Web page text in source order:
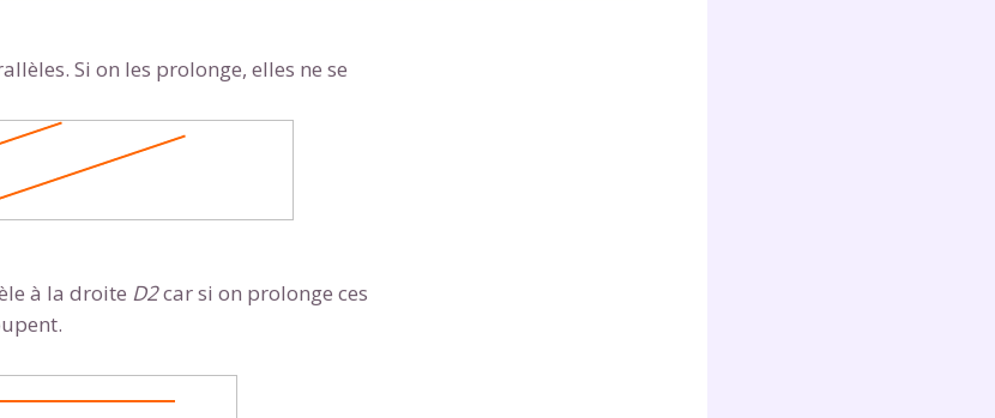
Si on les prolonge, elles ne se
à la droite D2car si on prolonge ces